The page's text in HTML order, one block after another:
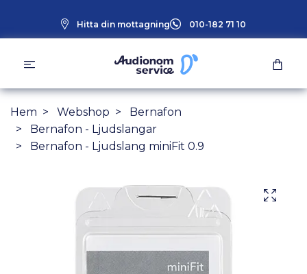
Hitta din mottagning 010-182 71 10
Hem Webshop
Bernafon
Bernafon - Ljudslangar
Bernafon - Ljudslang miniFit 0.9